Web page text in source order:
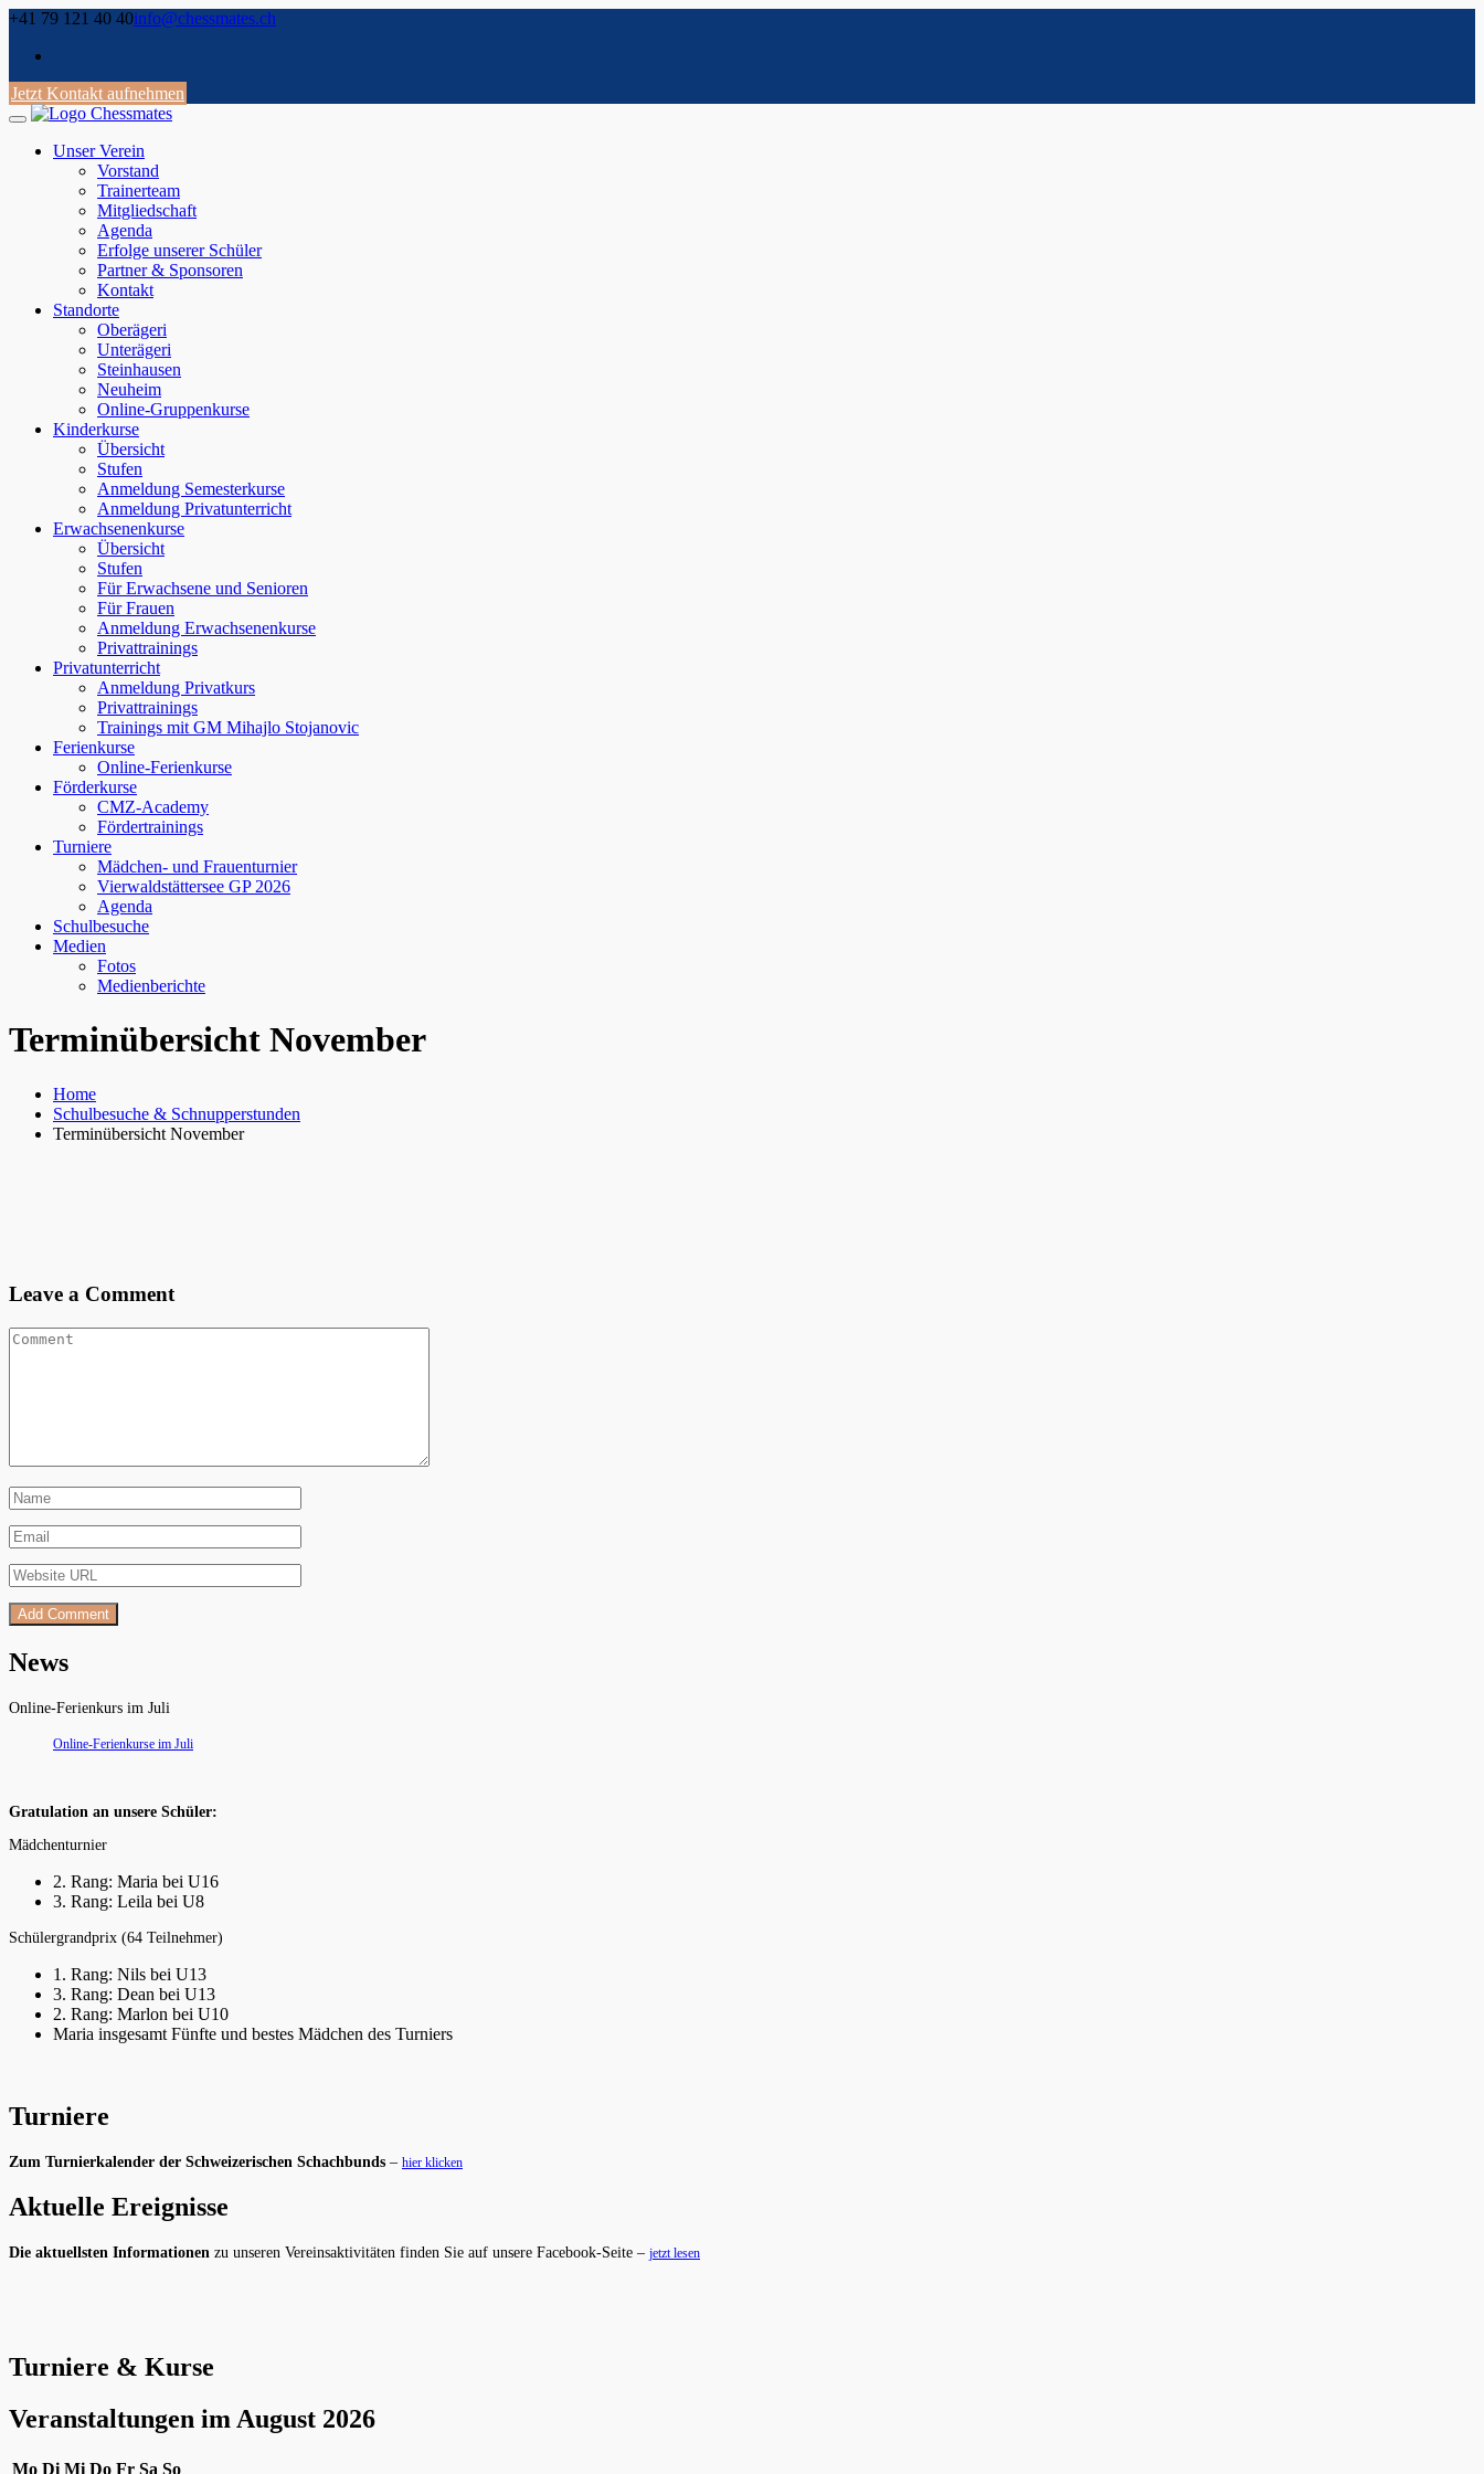
Skip
content
+41 79 121 40 40info@chessmates.ch
Jetzt Kontakt aufnehmen
Unser Verein
Vorstand
Trainerteam
Mitgliedschaft
Agenda
Erfolge unserer Schüler
Partner & Sponsoren
Kontakt
Standorte
Oberägeri
Unterägeri
Steinhausen
Neuheim
Online-Gruppenkurse
Kinderkurse
Übersicht
Stufen
Anmeldung Semesterkurse
Anmeldung Privatunterricht
Erwachsenenkurse
Übersicht
Stufen
Für Erwachsene und Senioren
Für Frauen
Anmeldung Erwachsenenkurse
Privattrainings
Privatunterricht
Anmeldung Privatkurs
Privattrainings
Trainings mit GM Mihajlo Stojanovic
Ferienkurse
Online-Ferienkurse
Förderkurse
CMZ-Academy
Fördertrainings
Turniere
Mädchen- und Frauenturnier
Vierwaldstättersee GP 2026
Agenda
Schulbesuche
Medien
Fotos
Medienberichte
Terminübersicht November
Home
Schulbesuche & Schnupperstunden
Terminübersicht November
Leave a Comment
News
Online-Ferienkurs im Juli
Online-Ferienkurse im Juli
Gratulation an unsere Schüler:
Mädchenturnier
2. Rang: Maria bei U16
3. Rang: Leila bei U8
Schülergrandprix (64 Teilnehmer)
1. Rang: Nils bei U13
3. Rang: Dean bei U13
2. Rang: Marlon bei U10
Maria insgesamt Fünfte und bestes Mädchen des Turniers
Turniere
Zum Turnierkalender der Schweizerischen Schachbunds – hier klicken
Aktuelle Ereignisse
Die aktuellsten Informationen zu unseren Vereinsaktivitäten finden Sie auf unsere Facebook-Seite – jetzt lesen
Turniere & Kurse
Veranstaltungen im August 2026
MoMontag
DiDienstag
MiMittwoch
DoDonnerstag
FrFreitag
Sa Samstag
SoSonntag